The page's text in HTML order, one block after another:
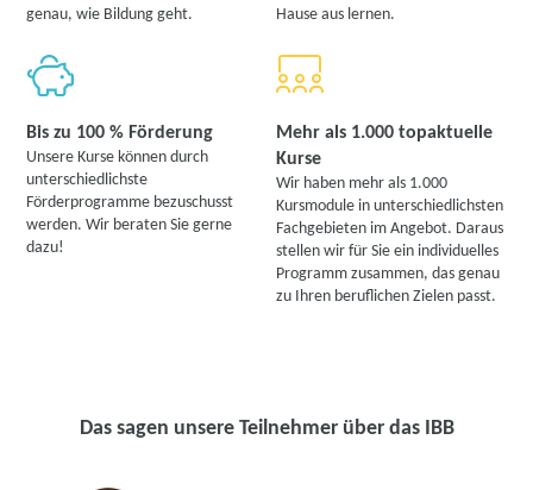
genau, wie Bildung geht.
Hause aus lernen.
Bis zu 100 % Förderung
Unsere Kurse können durch
unterschiedlichste
Förderprogramme bezuschusst
werden. Wir beraten Sie gerne
dazu!
Mehr als 1.000 topaktuelle
Kurse
Wir haben mehr als 1.000
Kursmodule in unterschiedlichsten
Fachgebieten im Angebot. Daraus
stellen wir für Sie ein individuelles
Programm zusammen, das genau
zu Ihren beruflichen Zielen passt.
Das sagen unsere Teilnehmer über das IBB